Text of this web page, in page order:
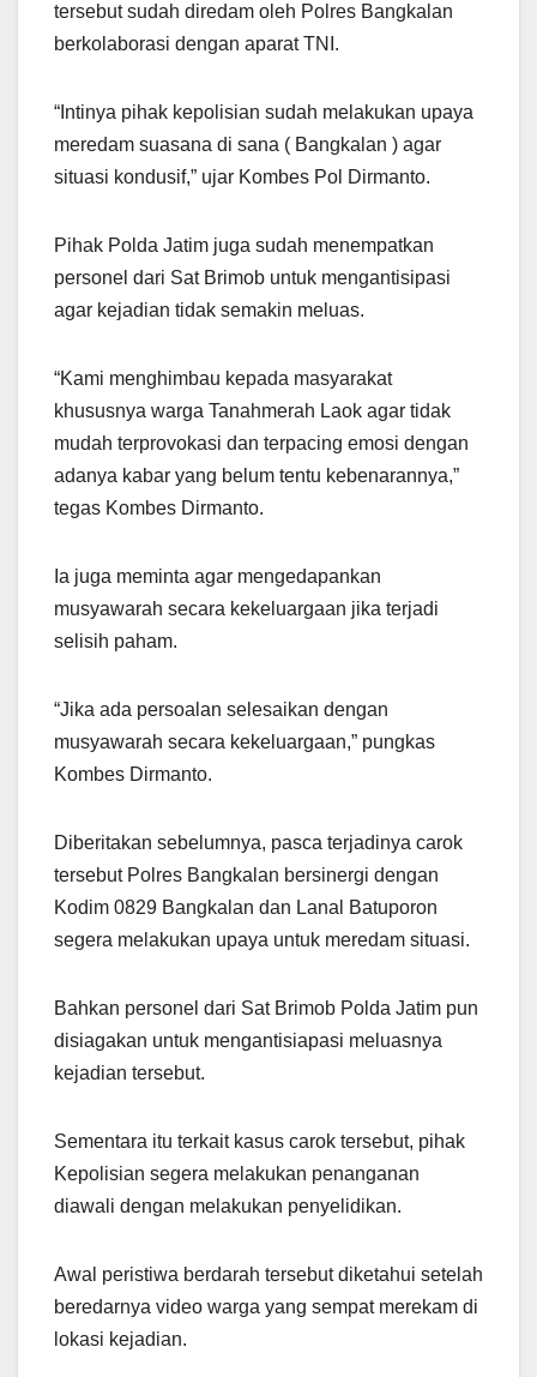
tersebut sudah diredam oleh Polres Bangkalan
berkolaborasi dengan aparat TNI.
“Intinya pihak kepolisian sudah melakukan upaya
meredam suasana di sana ( Bangkalan ) agar
situasi kondusif,” ujar Kombes Pol Dirmanto.
Pihak Polda Jatim juga sudah menempatkan
personel dari Sat Brimob untuk mengantisipasi
agar kejadian tidak semakin meluas.
“Kami menghimbau kepada masyarakat
khususnya warga Tanahmerah Laok agar tidak
mudah terprovokasi dan terpacing emosi dengan
adanya kabar yang belum tentu kebenarannya,”
tegas Kombes Dirmanto.
Ia juga meminta agar mengedapankan
musyawarah secara kekeluargaan jika terjadi
selisih paham.
“Jika ada persoalan selesaikan dengan
musyawarah secara kekeluargaan,” pungkas
Kombes Dirmanto.
Diberitakan sebelumnya, pasca terjadinya carok
tersebut Polres Bangkalan bersinergi dengan
Kodim 0829 Bangkalan dan Lanal Batuporon
segera melakukan upaya untuk meredam situasi.
Bahkan personel dari Sat Brimob Polda Jatim pun
disiagakan untuk mengantisiapasi meluasnya
kejadian tersebut.
Sementara itu terkait kasus carok tersebut, pihak
Kepolisian segera melakukan penanganan
diawali dengan melakukan penyelidikan.
Awal peristiwa berdarah tersebut diketahui setelah
beredarnya video warga yang sempat merekam di
lokasi kejadian.